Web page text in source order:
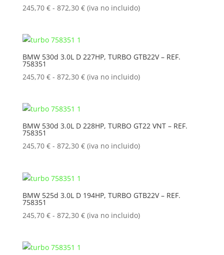
245,70 € - 872,30 €Rango
245,70 €
872,30 €
(iva no incluido)
BMW 530d 3.0L D 227HP, TURBO GTB22V – REF.
758351
245,70 € - 872,30 €Rango
245,70 €
872,30 €
(iva no incluido)
BMW 530d 3.0L D 228HP, TURBO GT22 VNT – REF.
758351
245,70 € - 872,30 €Rango
245,70 €
872,30 €
(iva no incluido)
BMW 525d 3.0L D 194HP, TURBO GTB22V – REF.
758351
245,70 € - 872,30 €Rango
(iva no incluido)